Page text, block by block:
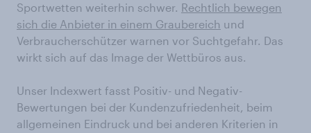
Sportwetten weiterhin schwer. Rechtlich bewegen
sich die Anbieter in einem Graubereich und
Verbraucherschützer warnen vor Suchtgefahr. Das
wirkt sich auf das Image der Wettbüros aus.
Unser Indexwert fasst Positiv- und Negativ-
Bewertungen bei der Kundenzufriedenheit, beim
allgemeinen Eindruck und bei anderen Kriterien in